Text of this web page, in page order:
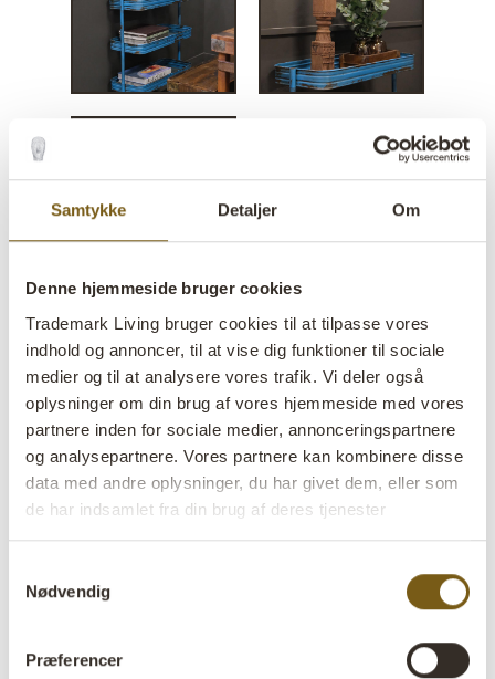
Samtykke Detaljer Om
Denne hjemmeside bruger cookies
Trademark Living bruger cookies til at tilpasse vores
indhold og annoncer, til at vise dig funktioner til sociale
medier og til at analysere vores trafik. Vi deler også
oplysninger om din brug af vores hjemmeside med vores
partnere inden for sociale medier, annonceringspartnere
og analysepartnere. Vores partnere kan kombinere disse
data med andre oplysninger, du har givet dem, eller som
de har indsamlet fra din brug af deres tjenester
Nødvendig
Præferencer
Vega rullebord - antikblå
lens På lager
Varenr: M070002A
Colli: 1 Stk
Størrelse: